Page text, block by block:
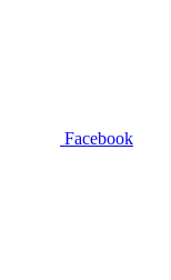
Facebook